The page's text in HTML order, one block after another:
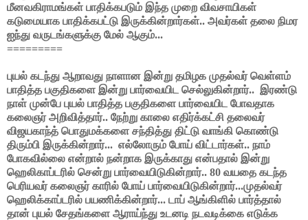
மீனவகிராமங்கள் பாதிக்கபடும் இந்த முறை விவசாயிகள்
கடுமையாக பாதிக்கபட்டு இருக்கின்றார்கள்.. அவர்கள் தலை நிமர
ஐந்து வருடங்களுக்கு மேல் ஆகும்...
=========
புயல் கடந்து ஆறாவது நாளான இன்று தமிழக முதல்வர் வெள்ளம்
பாதித்த பகுதிகளை இன்று பார்வையிட செல்லுகின்றார்.. இரண்டு
நாள் முன்பே புயல் பாதித்த பகுதிகளை பார்வையிட போவதாக
கலைஞர் அறிவித்தார்.. நேற்று காலை எதிர்க்கட்சி தலைவர்
விஜயகாந்த் பொதுமக்களை சந்தித்து திட்டு வாங்கி கொண்டு
திரும்பி இருக்கின்றார்... எல்லோரும் போய் விட்டார்கள்.. நாம்
போகவில்லை என்றால் நன்றாக இருக்காது என்பதால் இன்று
ஹெலிகாப்டரில் சென்று பார்வையிடுகின்றார்.. 80 வயதை கடந்த
பெரியவர் கலைஞர் காரில் போய் பார்வையிடுகின்றார்...முதல்வர்
ஹெலிக்காப்டரில் பயணிக்கின்றார்... டாப் ஆங்கிளில் பார்த்தால்
தான் புயல் சேதங்களை ஆராய்ந்து உடனடி நடவடிக்கை எடுக்க